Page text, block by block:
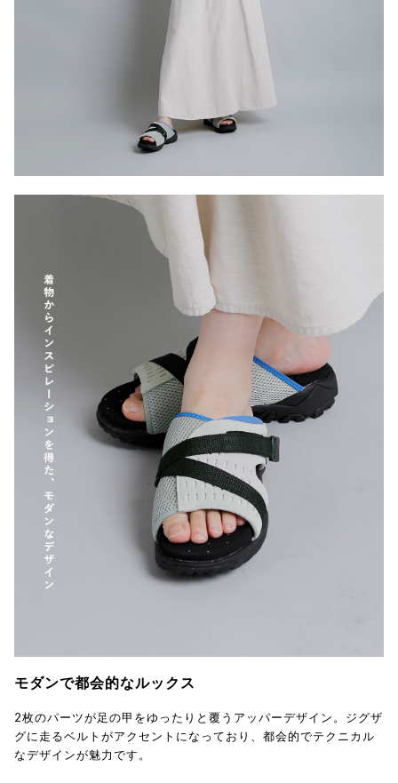
モダンで都会的なルックス
2枚のパーツが足の甲をゆったりと覆うアッパーデザイン。ジグザ
グに走るベルトがアクセントになっており、都会的でテクニカル
なデザインが魅力です。